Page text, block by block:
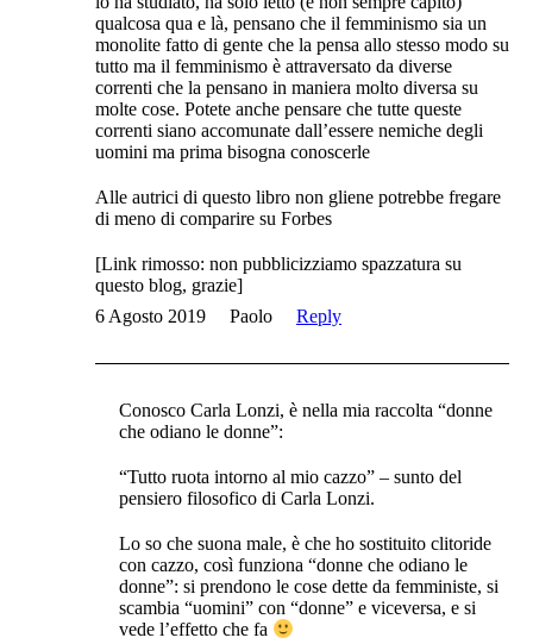
qualcosa qua e là, pensano che il femminismo sia un
monolite fatto di gente che la pensa allo stesso modo su
tutto ma il femminismo è attraversato da diverse
correnti che la pensano in maniera molto diversa su
molte cose. Potete anche pensare che tutte queste
correnti siano accomunate dall’essere nemiche degli
uomini ma prima bisogna conoscerle
Alle autrici di questo libro non gliene potrebbe fregare
di meno di comparire su Forbes
[Link rimosso: non pubblicizziamo spazzatura su
questo blog, grazie]
6 Agosto 2019
Paolo Reply
Conosco Carla Lonzi, è nella mia raccolta “donne
che odiano le donne”:
“Tutto ruota intorno al mio cazzo” – sunto del
pensiero filosofico di Carla Lonzi.
Lo so che suona male, è che ho sostituito clitoride
con cazzo, così funziona “donne che odiano le
donne”: si prendono le cose dette da femministe, si
scambia “uomini” con “donne” e viceversa, e si
vede l’effetto che fa